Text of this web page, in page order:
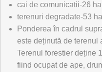
cai de comunicatii-26 ha
terenuri degradate-53 ha
Ponderea în cadrul
este deținută de terenul
Terenul forestier deține
fiind ocupat de ape,